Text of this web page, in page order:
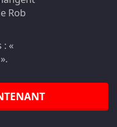
Rob
: «